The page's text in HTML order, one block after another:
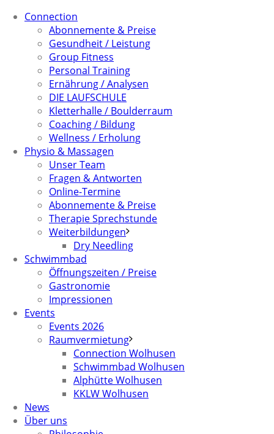
Connection
Abonnemente & Preise
Gesundheit / Leistung
Group Fitness
Personal Training
Ernährung / Analysen
DIE LAUFSCHULE
Kletterhalle / Boulderraum
Coaching / Bildung
Wellness / Erholung
Physio & Massagen
Unser Team
Fragen & Antworten
Online-Termine
Abonnemente & Preise
Therapie Sprechstunde
Weiterbildungen
Dry Needling
Schwimmbad
Öffnungszeiten / Preise
Gastronomie
Impressionen
Events
Events 2026
Raumvermietung
Connection Wolhusen
Schwimmbad Wolhusen
Alphütte Wolhusen
KKLW Wolhusen
News
Über uns